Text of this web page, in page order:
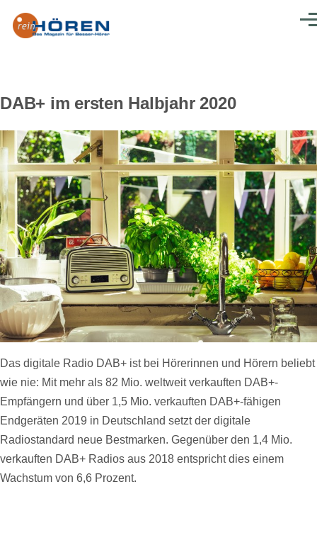
DAB+ im ersten Halbjahr 2020
Das digitale Radio DAB+ ist bei Hörerinnen und Hörern beliebt
wie nie: Mit mehr als 82 Mio. weltweit verkauften DAB+-
Empfängern und über 1,5 Mio. verkauften DAB+-fähigen
Endgeräten 2019 in Deutschland setzt der digitale
Radiostandard neue Bestmarken. Gegenüber den 1,4 Mio.
verkauften DAB+ Radios aus 2018 entspricht dies einem
Wachstum von 6,6 Prozent.